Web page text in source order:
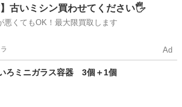
その他 ボタン
】古いミシン買わせてください🖐️
悪くてもOK！最大限買取します
Ad
ろミニガラス容器 3個＋1個